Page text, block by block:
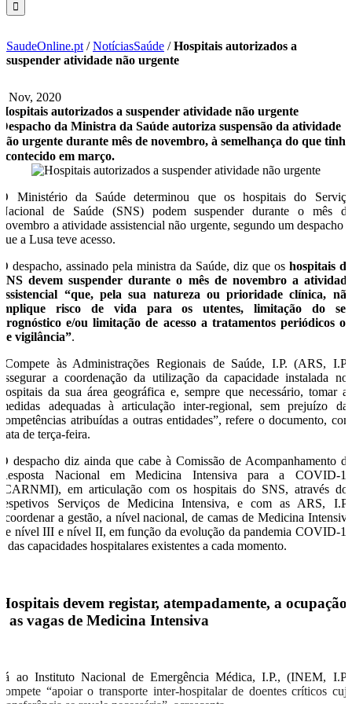
SaudeOnline.pt /NotíciasSaúde /Hospitais autorizados a
suspender atividade não urgente
4 Nov, 2020
Hospitais autorizados a suspender atividade não urgente
Despacho da Ministra da Saúde autoriza suspensão da atividade
não urgente durante mês de novembro, à semelhança do que tinha
acontecido em março.
O Ministério da Saúde determinou que os hospitais do Serviço
Nacional de Saúde (SNS) podem suspender durante o mês de
novembro a atividade assistencial não urgente, segundo um despacho a
que a Lusa teve acesso.
O despacho, assinado pela ministra da Saúde, diz que os hospitais do
SNS devem suspender durante o mês de novembro a atividade
assistencial “que, pela sua natureza ou prioridade clínica, não
implique risco de vida para os utentes, limitação do seu
prognóstico e/ou limitação de acesso a tratamentos periódicos ou
de vigilância”.
“Compete às Administrações Regionais de Saúde, I.P. (ARS, I.P.)
assegurar a coordenação da utilização da capacidade instalada nos
hospitais da sua área geográfica e, sempre que necessário, tomar as
medidas adequadas à articulação inter-regional, sem prejuízo das
competências atribuídas a outras entidades”, refere o documento, com
data de terça-feira.
O despacho diz ainda que cabe à Comissão de Acompanhamento da
Resposta Nacional em Medicina Intensiva para a COVID-19
(CARNMI), em articulação com os hospitais do SNS, através dos
respetivos Serviços de Medicina Intensiva, e com as ARS, I.P.,
“coordenar a gestão, a nível nacional, de camas de Medicina Intensiva
de nível III e nível II, em função da evolução da pandemia COVID-19
e das capacidades hospitalares existentes a cada momento.
Hospitais devem registar, atempadamente, a ocupação
e as vagas de Medicina Intensiva
Já ao Instituto Nacional de Emergência Médica, I.P., (INEM, I.P.)
compete “apoiar o transporte inter-hospitalar de doentes críticos cuja